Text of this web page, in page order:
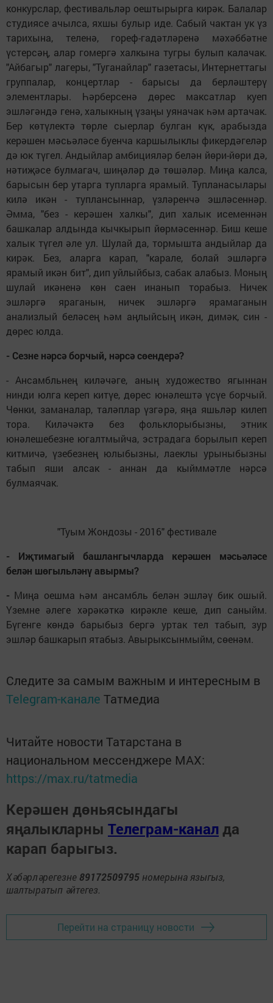
конкурслар, фестивальләр оештырырга кирәк. Балалар
студиясе ачылса, яхшы булыр иде. Сабый чактан ук үз
тарихына, теленә, гореф-гадәтләренә мәхәббәтне
үстерсәң, алар гомергә халкына тугры булып калачак.
"Айбагыр" лагеры, "Туганайлар" газетасы, Интернеттагы
группалар, концертлар - барысы да берләштерү
элементлары. Һәрберсенә дөрес максатлар куеп
эшләгәндә генә, халыкның үзаңы уяначак һәм артачак.
Бер көтүлектә төрле сыерлар булган күк, арабызда
керәшен мәсьәләсе буенча каршылыклы фикердәгеләр
дә юк түгел. Андыйлар амбицияләр белән йөри-йөри дә,
нәтиҗәсе булмагач, шиңәләр дә төшәләр. Миңа калса,
барысын бер утарга тупларга ярамый. Тупланасылары
килә икән - туплансыннар, үзләренчә эшләсеннәр.
Әмма, "без - керәшен халкы", дип халык исеменнән
башкалар алдында кычкырып йөрмәсеннәр. Биш кеше
халык түгел әле ул. Шулай да, тормышта андыйлар да
кирәк. Без, аларга карап, "карале, болай эшләргә
ярамый икән бит", дип уйлыйбыз, сабак алабыз. Моның
шулай икәненә көн саен инанып торабыз. Ничек
эшләргә яраганын, ничек эшләргә ярамаганын
анализлый беләсең һәм аңлыйсың икән, димәк, син -
дөрес юлда.
- Сезне нәрсә борчый, нәрсә сөендерә?
- Ансамбльнең киләчәге, аның художество ягыннан
нинди юлга кереп китүе, дөрес юнәлештә үсүе борчый.
Чөнки, заманалар, таләплар үзгәрә, яңа яшьләр килеп
тора. Киләчәктә без фольклорыбызны, этник
юнәлешебезне югалтмыйча, эстрадага борылып кереп
китмичә, үзебезнең юлыбызны, лаеклы урыныбызны
табып яши алсак - аннан да кыйммәтле нәрсә
булмаячак.
"Туым Жондозы - 2016" фестивале
- Иҗтимагый башлангычларда керәшен мәсьәләсе
белән шөгыльләнү авырмы?
- Миңа оешма һәм ансамбль белән эшләү бик ошый.
Үземне әлеге хәрәкәткә кирәкле кеше, дип саныйм.
Бүгенге көндә барыбыз бергә уртак тел табып, зур
эшләр башкарып ятабыз. Авырыксынмыйм, сөенәм.
Следите за самым важным и интересным в
Telegram-канале Татмедиа
Читайте новости Татарстана в
национальном мессенджере MАХ:
https://max.ru/tatmedia
Керәшен дөньясындагы
яңалыкларны Телеграм-канал да
карап барыгыз.
Хәбәрләрегезне 89172509795 номерына языгыз,
шалтыратып әйтегез.
Перейти на страницу новости